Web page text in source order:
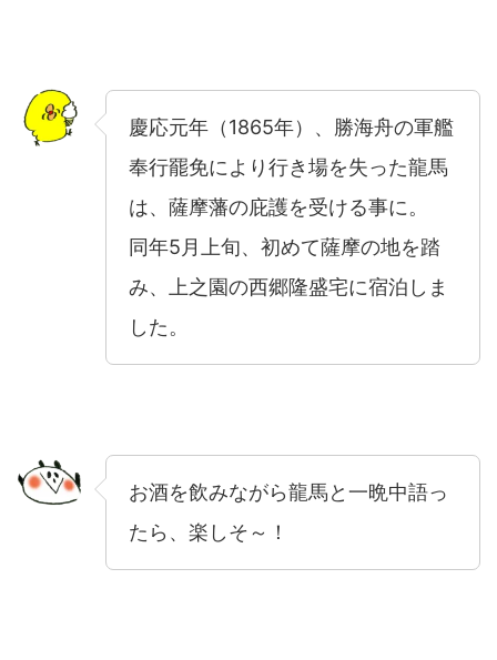
慶応元年（1865年）、勝海舟の軍艦
奉行罷免により行き場を失った龍馬
は、薩摩藩の庇護を受ける事に。
同年5月上旬、初めて薩摩の地を踏
み、上之園の西郷隆盛宅に宿泊しま
した。
お酒を飲みながら龍馬と一晩中語っ
たら、楽しそ～！